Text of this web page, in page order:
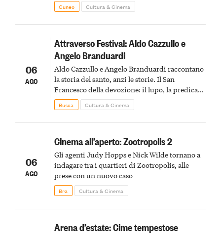
Cuneo Cultura & Cinema
06
AGO
Attraverso Festival: Aldo Cazzullo e
Angelo Branduardi
Aldo Cazzullo e Angelo Branduardi raccontano
la storia del santo, anzi le storie. Il San
Francesco della devozione: il lupo, la predica
agli uccelli, le stimmate
Busca Cultura & Cinema
06
AGO
Cinema all’aperto: Zootropolis 2
Gli agenti Judy Hopps e Nick Wilde tornano a
indagare tra i quartieri di Zootropolis, alle
prese con un nuovo caso
Bra Cultura & Cinema
Arena d’estate: Cime tempestose